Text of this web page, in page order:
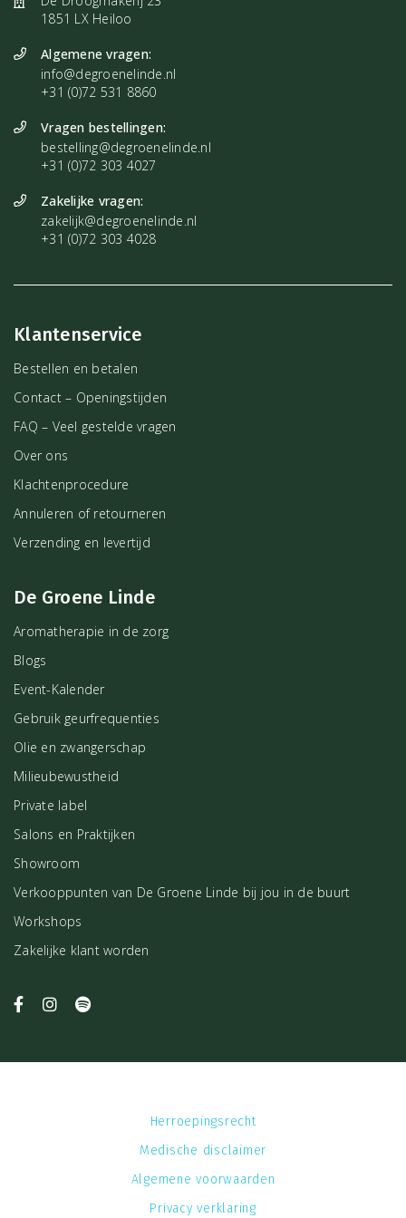
1851 LX Heiloo
Algemene vragen:
info@degroenelinde.nl
+31 (0)72 531 8860
Vragen bestellingen:
bestelling@degroenelinde.nl
+31 (0)72 303 4027
Zakelijke vragen:
zakelijk@degroenelinde.nl
+31 (0)72 303 4028
Klantenservice
Bestellen en betalen
Contact – Openingstijden
FAQ – Veel gestelde vragen
Over ons
Klachtenprocedure
Annuleren of retourneren
Verzending en levertijd
De Groene Linde
Aromatherapie in de zorg
Blogs
Event-Kalender
Gebruik geurfrequenties
Olie en zwangerschap
Milieubewustheid
Private label
Salons en Praktijken
Showroom
Verkooppunten van De Groene Linde bij jou in de buurt
Workshops
Zakelijke klant worden
Herroepingsrecht
Medische disclaimer
Algemene voorwaarden
Privacy verklaring